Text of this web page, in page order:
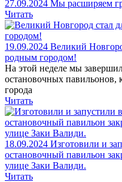
27.09.2024 Мы расширяем
Читать
19.09.2024 Великий
родным городом!
На этой неделе мы
остановочных
города
Читать
18.09.2024 Изготовили и
остановочный павильон
улице Заки Валиди.
Читать